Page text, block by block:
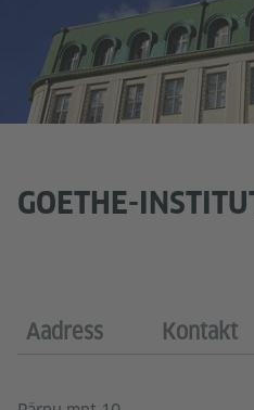
GOETHE-
Aadress Kontakt